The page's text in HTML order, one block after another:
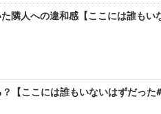
隣人への違和感【ここには誰も
【ここには誰もいないはずだった